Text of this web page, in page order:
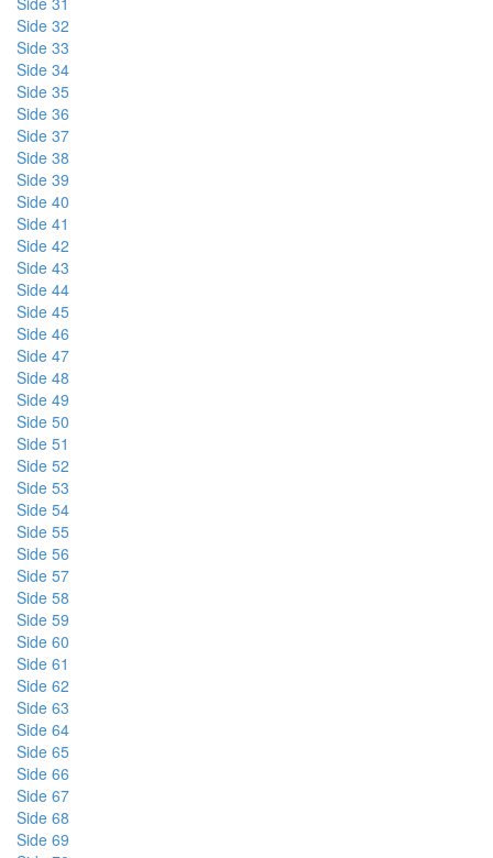
Side 32
Side 33
Side 34
Side 35
Side 36
Side 37
Side 38
Side 39
Side 40
Side 41
Side 42
Side 43
Side 44
Side 45
Side 46
Side 47
Side 48
Side 49
Side 50
Side 51
Side 52
Side 53
Side 54
Side 55
Side 56
Side 57
Side 58
Side 59
Side 60
Side 61
Side 62
Side 63
Side 64
Side 65
Side 66
Side 67
Side 68
Side 69